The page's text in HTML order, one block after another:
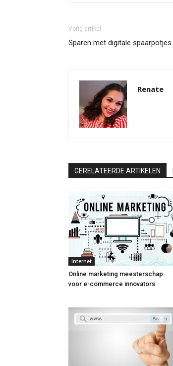
Vorig artikel
Sparen met digitale spaarpotjes
Renate
GERELATEERDE ARTIKELEN
Internet
Online marketing meesterschap
voor e-commerce innovators